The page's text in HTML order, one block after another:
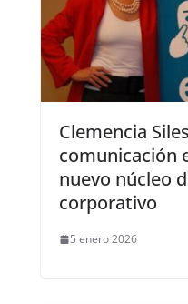
Clemencia
comunicación
nuevo núcleo
corporativo
5 enero 2026